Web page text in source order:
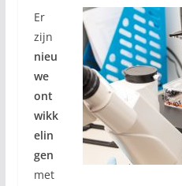
Er
zijn
nieu
we
ont
wikk
elin
gen
met